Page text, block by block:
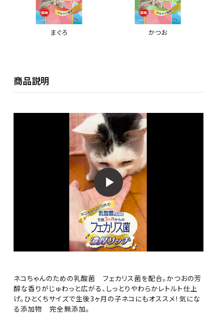
まぐろ かつお
商品説明
ネコちゃんのための乳酸菌 フェカリス菌を配合。かつおの芳
醇な香りがじゅわっと広がる、しっとりやわらかレトルト仕上
げ。ひとくちサイズで生後3ヶ月の子ネコにもオススメ！気にな
る添加物 完全無添加。